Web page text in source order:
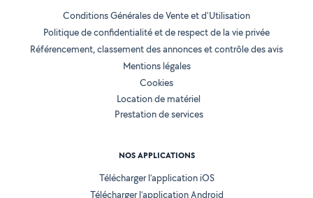
Conditions Générales de Vente et d'Utilisation
Politique de confidentialité et de respect de la vie privée
Référencement, classement des annonces et contrôle des avis
Mentions légales
Cookies
Location de matériel
Prestation de services
NOS APPLICATIONS
Télécharger l’application iOS
Télécharger l’application Android